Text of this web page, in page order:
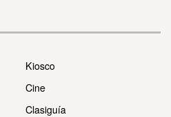
Kiosco
Cine
Clasiguía